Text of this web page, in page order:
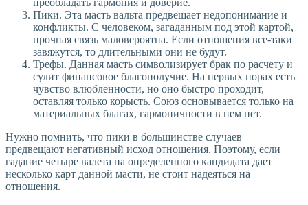
преобладать гармония и доверие.
Пики. Эта масть вальта предвещает недопонимание и
конфликты. С человеком, загаданным под этой картой,
прочная связь маловероятна. Если отношения все-таки
завяжутся, то длительными они не будут.
Трефы. Данная масть символизирует брак по расчету и
сулит финансовое благополучие. На первых порах есть
чувство влюбленности, но оно быстро проходит,
оставляя только корысть. Союз основывается только на
материальных благах, гармоничности в нем нет.
Нужно помнить, что пики в большинстве случаев
предвещают негативный исход отношения. Поэтому, если
гадание четыре валета на определенного кандидата дает
несколько карт данной масти, не стоит надеяться на
отношения.